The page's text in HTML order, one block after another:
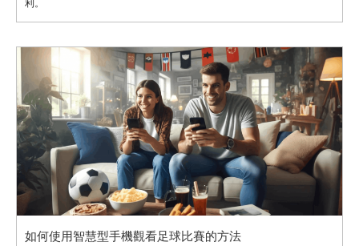
利。
如何使用智慧型手機觀看足球比賽的方法